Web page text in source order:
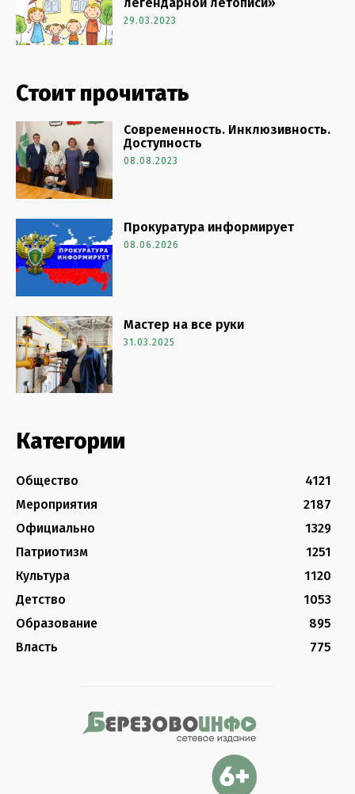
29.03.2023
Стоит прочитать
Современность. Инклюзивность.
Доступность
08.08.2023
Прокуратура информирует
08.06.2026
Мастер на все руки
31.03.2025
Категории
Общество
4121
Мероприятия
2187
Официально
1329
Патриотизм
1251
Культура
1120
Детство
1053
Образование
895
Власть
775